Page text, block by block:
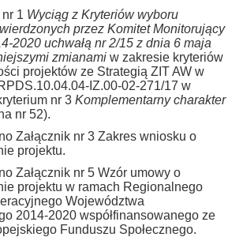
1 Wyciąg z Kryteriów wyboru
przez Komitet Monitorujący
2020 uchwałą nr 2/15 z dnia 6 maja
zmianami w zakresie kryteriów
projektów ze Strategią ZIT AW w
IZ.00-02-271/17 w
nr 3 Komplementarny charakter
nr 52).
Załącznik nr 3 Zakres wniosku o
projektu.
Załącznik nr 5 Wzór umowy o
projektu w ramach Regionalnego
Województwa
2014-2020 współfinansowanego ze
Funduszu Społecznego.